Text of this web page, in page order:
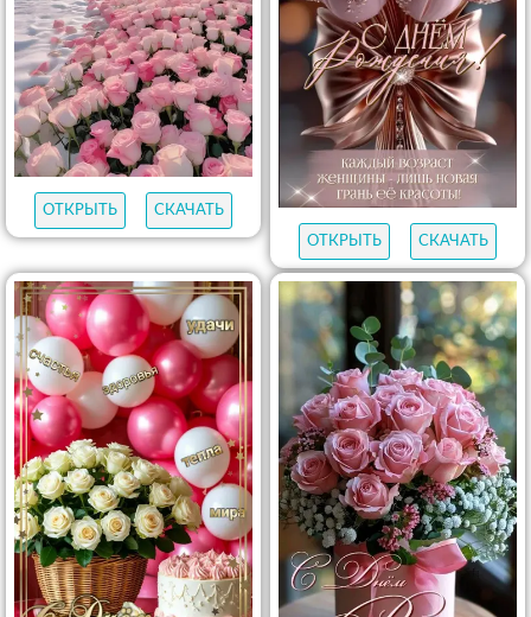
ОТКРЫТЬ СКАЧАТЬ
ОТКРЫТЬ СКАЧАТЬ